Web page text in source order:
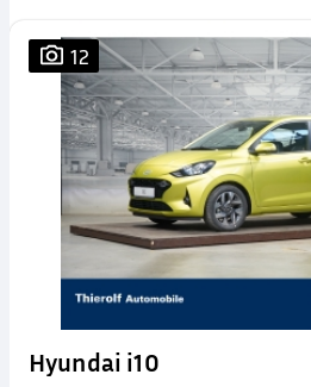
12
Hyundai i10